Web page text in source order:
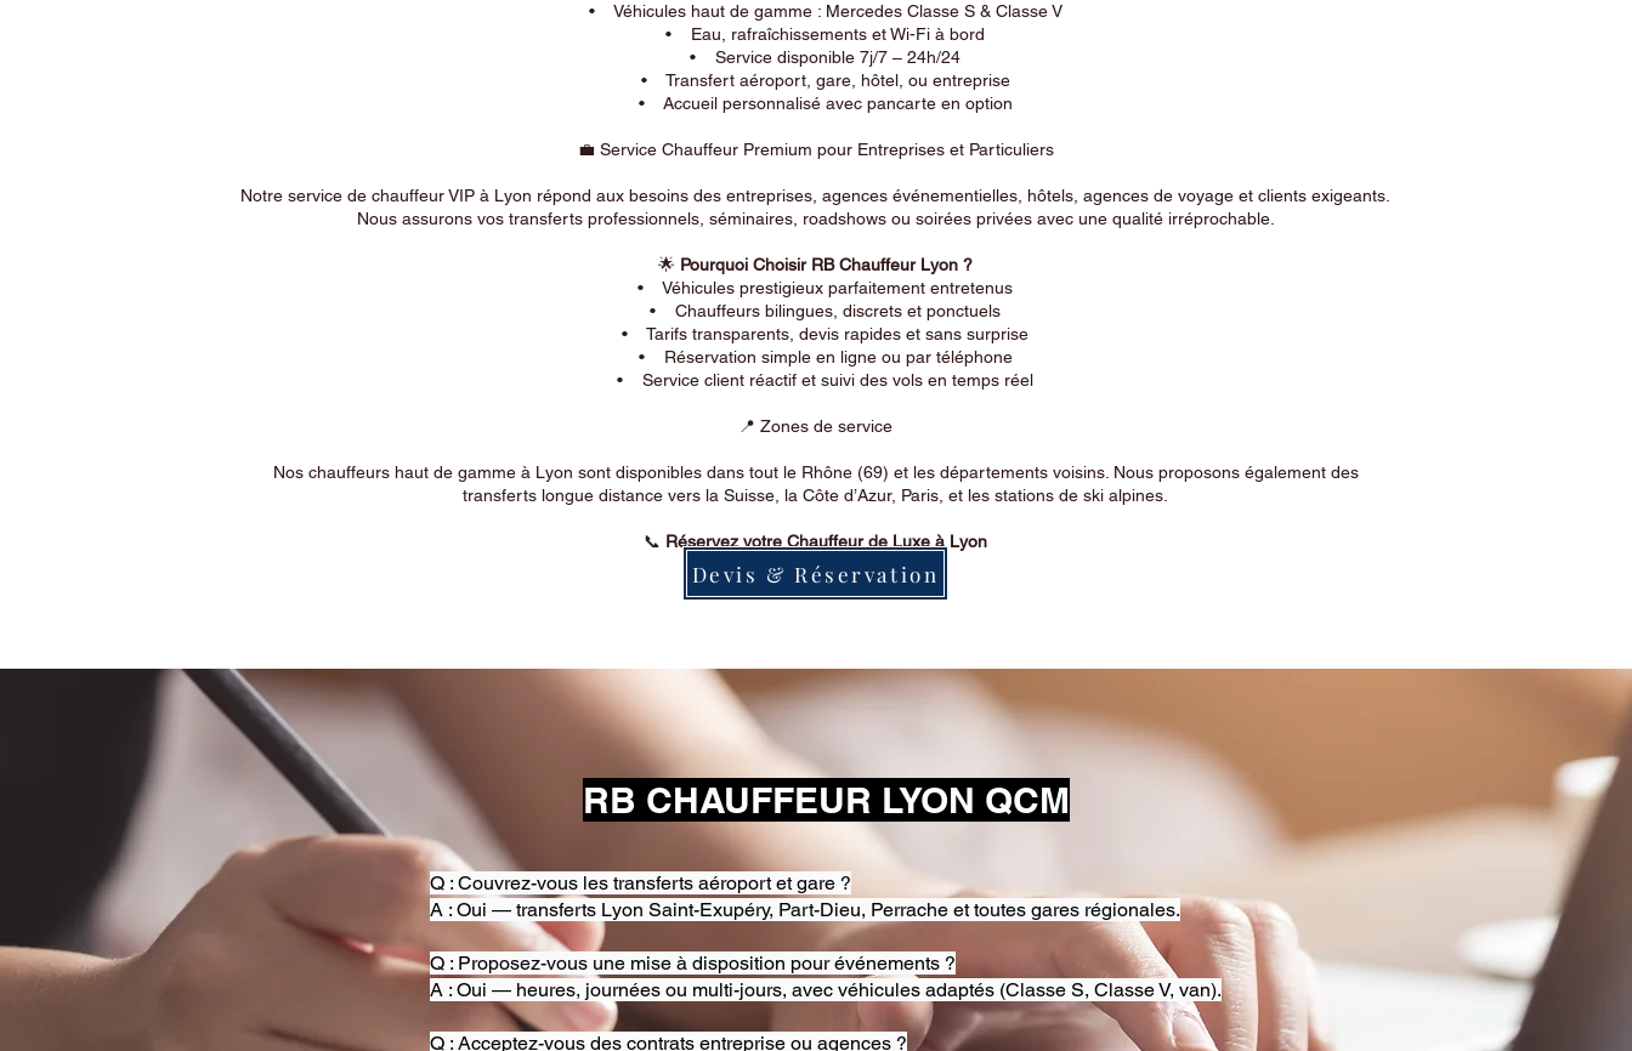
• Véhicules haut de gamme : Mercedes Classe S & Classe V
• Eau, rafraîchissements et Wi-Fi à bord
• Service disponible 7j/7 – 24h/24
• Transfert aéroport, gare, hôtel, ou entreprise
• Accueil personnalisé avec pancarte en option
💼 Service Chauffeur Premium pour Entreprises et Particuliers
Notre service de chauffeur VIP à Lyon répond aux besoins des entreprises, agences événementielles, hôtels, agences de voyage et clients exigeants.
Nous assurons vos transferts professionnels, séminaires, roadshows ou soirées privées avec une qualité irréprochable.
🌟 Pourquoi Choisir RB Chauffeur Lyon ?
• Véhicules prestigieux parfaitement entretenus
• Chauffeurs bilingues, discrets et ponctuels
• Tarifs transparents, devis rapides et sans surprise
• Réservation simple en ligne ou par téléphone
• Service client réactif et suivi des vols en temps réel
📍 Zones de service
Nos chauffeurs haut de gamme à Lyon sont disponibles dans tout le Rhône (69) et les départements voisins. Nous proposons également des
transferts longue distance vers la Suisse, la Côte d’Azur, Paris, et les stations de ski alpines.
📞 Réservez votre Chauffeur de Luxe à Lyon
Devis & Réservation
RB CHAUFFEUR LYON QCM
Q : Couvrez-vous les transferts aéroport et gare ?
A : Oui — transferts Lyon Saint-Exupéry, Part-Dieu, Perrache et toutes gares régionales.
Q : Proposez-vous une mise à disposition pour événements ?
A : Oui — heures, journées ou multi-jours, avec véhicules adaptés (Classe S, Classe V, van).
Q : Acceptez-vous des contrats entreprise ou agences ?